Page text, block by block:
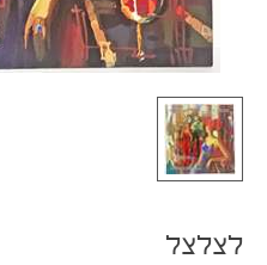
לצלצל